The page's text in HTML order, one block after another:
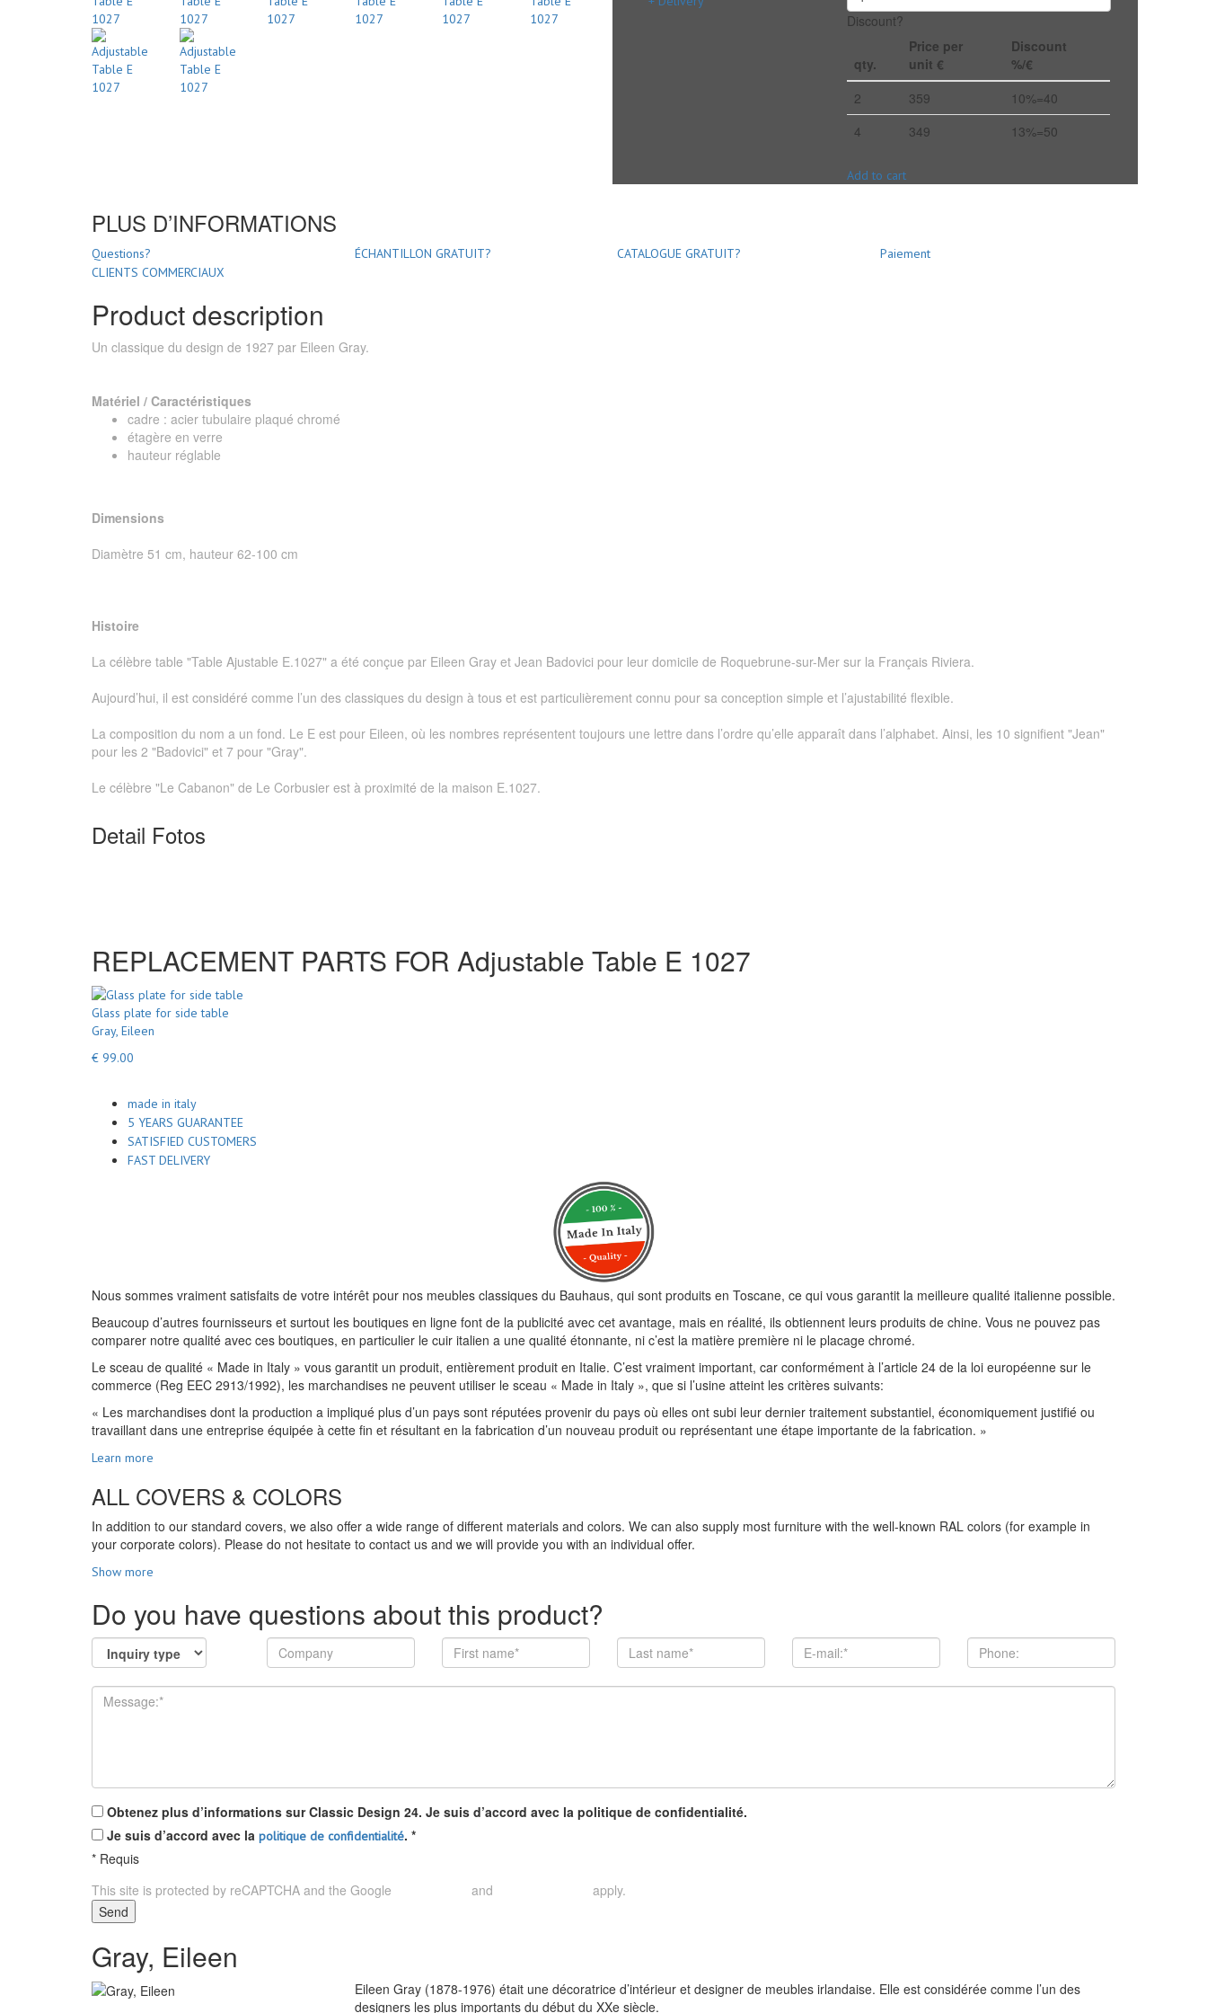
Discount?
qty.
Price per
unit €
Discount
%/€
2
359
10%=40
4
349 13%=50
Add to cart
PLUS D’INFORMATIONS
Questions? ÉCHANTILLON GRATUIT? CATALOGUE GRATUIT?
Paiement
CLIENTS COMMERCIAUX
Product description
Un classique du design de 1927 par Eileen Gray.
Matériel / Caractéristiques
cadre : acier tubulaire plaqué chromé
étagère en verre
hauteur réglable
Dimensions
Diamètre 51 cm, hauteur 62-100 cm
Histoire
La célèbre table "Table Ajustable E.1027" a été conçue par Eileen Gray et Jean Badovici pour leur domicile de Roquebrune-sur-Mer sur la Français Riviera.
Aujourd’hui, il est considéré comme l’un des classiques du design à tous et est particulièrement connu pour sa conception simple et l’ajustabilité flexible.
La composition du nom a un fond. Le E est pour Eileen, où les nombres représentent toujours une lettre dans l’ordre qu’elle apparaît dans l’alphabet. Ainsi, les 10 signifient "Jean"
pour les 2 "Badovici" et 7 pour "Gray".
Le célèbre "Le Cabanon" de Le Corbusier est à proximité de la maison E.1027.
Detail Fotos
REPLACEMENT PARTS FOR Adjustable Table E 1027
Glass plate for side table
Gray, Eileen
€ 99.00
made in italy
5 YEARS GUARANTEE
SATISFIED CUSTOMERS
FAST DELIVERY
Nous sommes vraiment satisfaits de votre intérêt pour nos meubles classiques du Bauhaus, qui sont produits en Toscane, ce qui vous garantit la meilleure qualité italienne possible.
Beaucoup d’autres fournisseurs et surtout les boutiques en ligne font de la publicité avec cet avantage, mais en réalité, ils obtiennent leurs produits de chine. Vous ne pouvez pas
comparer notre qualité avec ces boutiques, en particulier le cuir italien a une qualité étonnante, ni c’est la matière première ni le placage chromé.
Le sceau de qualité « Made in Italy » vous garantit un produit, entièrement produit en Italie. C’est vraiment important, car conformément à l’article 24 de la loi européenne sur le
commerce (Reg EEC 2913/1992), les marchandises ne peuvent utiliser le sceau « Made in Italy », que si l’usine atteint les critères suivants:
« Les marchandises dont la production a impliqué plus d’un pays sont réputées provenir du pays où elles ont subi leur dernier traitement substantiel, économiquement justifié ou
travaillant dans une entreprise équipée à cette fin et résultant en la fabrication d’un nouveau produit ou représentant une étape importante de la fabrication. »
Learn more
ALL COVERS & COLORS
In addition to our standard covers, we also offer a wide range of different materials and colors. We can also supply most furniture with the well-known RAL colors (for example in
your corporate colors). Please do not hesitate to contact us and we will provide you with an individual offer.
Show more
Do you have questions about this product?
Obtenez plus d’informations sur Classic Design 24. Je suis d’accord avec la politique de confidentialité.
Je suis d’accord avec la politique de confidentialité. *
* Requis
This site is protected by reCAPTCHA and the Google
and
apply.
Send
Gray, Eileen
Eileen Gray (1878-1976) était une décoratrice d’intérieur et designer de meubles irlandaise. Elle est considérée comme l’un des
designers les plus importants du début du XXe siècle.